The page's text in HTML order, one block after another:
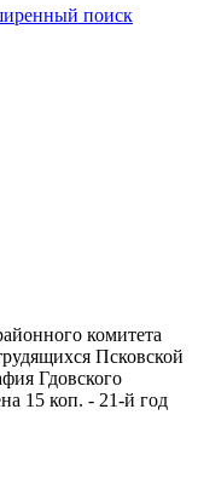
поиск
комитета
Псковской
Гдовского
15 коп. - 21-й год